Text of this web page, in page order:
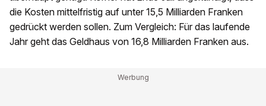
die Kosten mittelfristig auf unter 15,5 Milliarden Franken
gedrückt werden sollen. Zum Vergleich: Für das laufende
Jahr geht das Geldhaus von 16,8 Milliarden Franken aus.